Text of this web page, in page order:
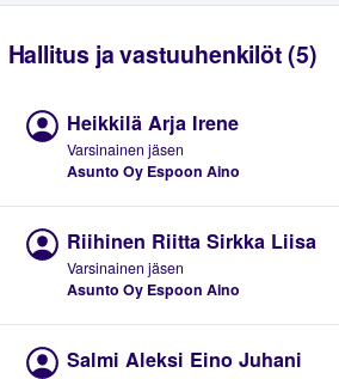
Hallitus ja vastuuhenkilöt (5)
Heikkilä Arja Irene
Varsinainen jäsen
Asunto Oy Espoon Aino
Riihinen Riitta Sirkka Liisa
Varsinainen jäsen
Asunto Oy Espoon Aino
Salmi Aleksi Eino Juhani